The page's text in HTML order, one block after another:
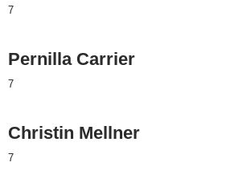
7
Pernilla Carrier
7
Christin Mellner
7